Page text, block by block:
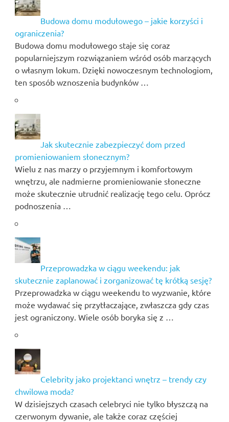
Budowa domu modułowego – jakie korzyści i
ograniczenia?
Budowa domu modułowego staje się coraz
popularniejszym rozwiązaniem wśród osób marzących
o własnym lokum. Dzięki nowoczesnym technologiom,
ten sposób wznoszenia budynków …
Jak skutecznie zabezpieczyć dom przed
promieniowaniem słonecznym?
Wielu z nas marzy o przyjemnym i komfortowym
wnętrzu, ale nadmierne promieniowanie słoneczne
może skutecznie utrudnić realizację tego celu. Oprócz
podnoszenia …
Przeprowadzka w ciągu weekendu: jak
skutecznie zaplanować i zorganizować tę krótką sesję?
Przeprowadzka w ciągu weekendu to wyzwanie, które
może wydawać się przytłaczające, zwłaszcza gdy czas
jest ograniczony. Wiele osób boryka się z …
Celebrity jako projektanci wnętrz – trendy czy
chwilowa moda?
W dzisiejszych czasach celebryci nie tylko błyszczą na
czerwonym dywanie, ale także coraz częściej